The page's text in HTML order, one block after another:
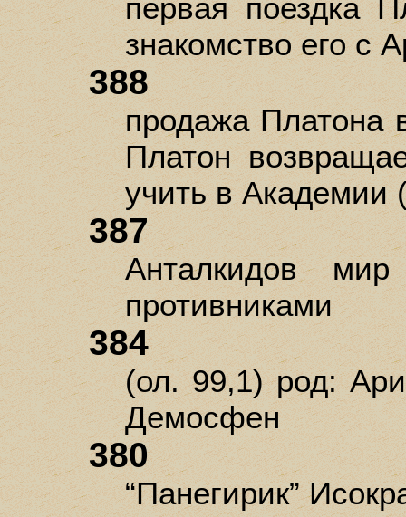
первая поездка
знакомство его с
388
продажа Платона
Платон
учить в Академии
387
Анталкидов
противниками
384
(ол. 99,1) род:
Демосфен
380
“Панегирик”